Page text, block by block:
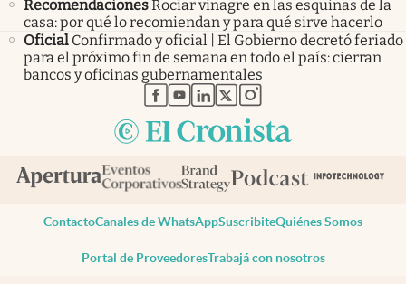
RecomendacionesRociar vinagre en las esquinas de la
casa: por qué lo recomiendan y para qué sirve hacerlo
Oficial Confirmado y oficial | El Gobierno decretó feriado
para el próximo fin de semana en todo el país: cierran
bancos y oficinas gubernamentales
abre en nueva pestaña
abre en nueva pestaña
abre en nueva pestaña
abre en nueva pestaña
abre en nueva pestaña
ContactoCanales de WhatsAppSuscribiteQuiénes Somos
Portal de ProveedoresTrabajá con nosotros